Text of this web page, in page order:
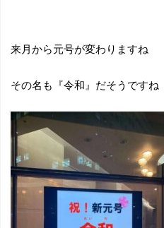
来月から元号が変わりますね
その名も『令和』だそうですね